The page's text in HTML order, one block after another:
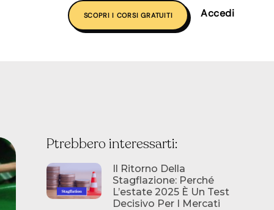
SCOPRI I CORSI GRATUITI Accedi
Ptrebbero interessarti:
Il Ritorno Della
Stagflazione: Perché
L’estate 2025 È Un Test
Decisivo Per I Mercati